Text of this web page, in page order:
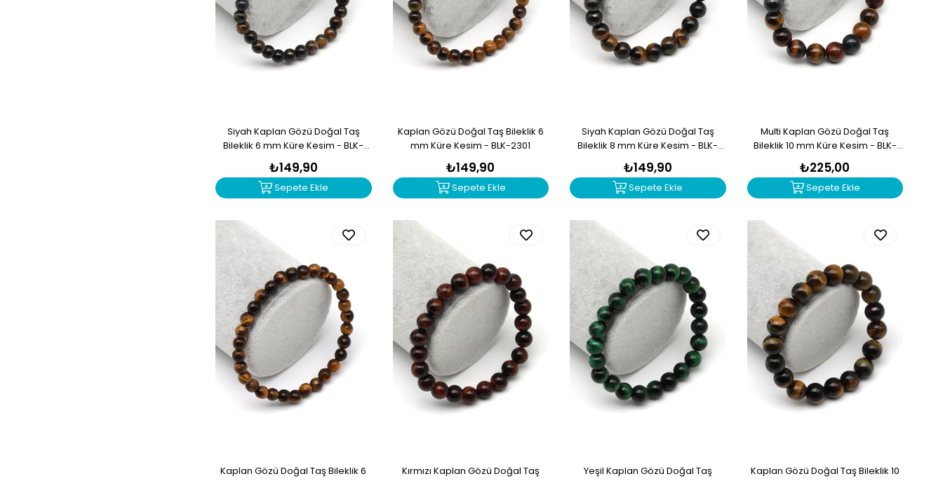
Siyah Kaplan Gözü Doğal Taş
Bileklik 6 mm Küre Kesim - BLK-
2305
₺149,90
Sepete Ekle
Kaplan Gözü Doğal Taş Bileklik 6
mm Küre Kesim - BLK-2301
₺149,90
Sepete Ekle
Siyah Kaplan Gözü Doğal Taş
Bileklik 8 mm Küre Kesim - BLK-
2298
₺149,90
Sepete Ekle
Multi Kaplan Gözü Doğal Taş
Bileklik 10 mm Küre Kesim - BLK-
2292
₺225,00
Sepete Ekle
Kaplan Gözü Doğal Taş Bileklik 6
Kırmızı Kaplan Gözü Doğal Taş
Yeşil Kaplan Gözü Doğal Taş
Kaplan Gözü Doğal Taş Bileklik 10